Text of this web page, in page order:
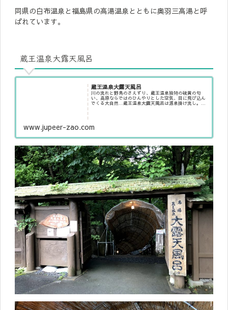
同県の白布温泉と福島県の高湯温泉とともに奥羽三高湯と呼
ばれています。
蔵王温泉大露天風呂
蔵王温泉大露天風呂
川の流れと野鳥のさえずり、蔵王温泉独特の硫黄の匂
い、高原ならではのひんやりとした空気、目に飛び込ん
でくる大自然…蔵王温泉大露天風呂は源泉掛け流し。四
www.jupeer-zao.com